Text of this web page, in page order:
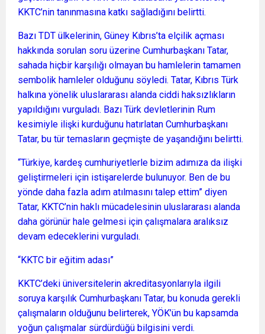
KKTC’nin tanınmasına katkı sağladığını belirtti.
Bazı TDT ülkelerinin, Güney Kıbrıs’ta elçilik açması
hakkında sorulan soru üzerine Cumhurbaşkanı Tatar,
sahada hiçbir karşılığı olmayan bu hamlelerin tamamen
sembolik hamleler olduğunu söyledi. Tatar, Kıbrıs Türk
halkına yönelik uluslararası alanda ciddi haksızlıkların
yapıldığını vurguladı. Bazı Türk devletlerinin Rum
kesimiyle ilişki kurduğunu hatırlatan Cumhurbaşkanı
Tatar, bu tür temasların geçmişte de yaşandığını belirtti.
“Türkiye, kardeş cumhuriyetlerle bizim adımıza da ilişki
geliştirmeleri için istişarelerde bulunuyor. Ben de bu
yönde daha fazla adım atılmasını talep ettim” diyen
Tatar, KKTC’nin haklı mücadelesinin uluslararası alanda
daha görünür hale gelmesi için çalışmalara aralıksız
devam edeceklerini vurguladı.
“KKTC bir eğitim adası”
KKTC’deki üniversitelerin akreditasyonlarıyla ilgili
soruya karşılık Cumhurbaşkanı Tatar, bu konuda gerekli
çalışmaların olduğunu belirterek, YÖK’ün bu kapsamda
yoğun çalışmalar sürdürdüğü bilgisini verdi.